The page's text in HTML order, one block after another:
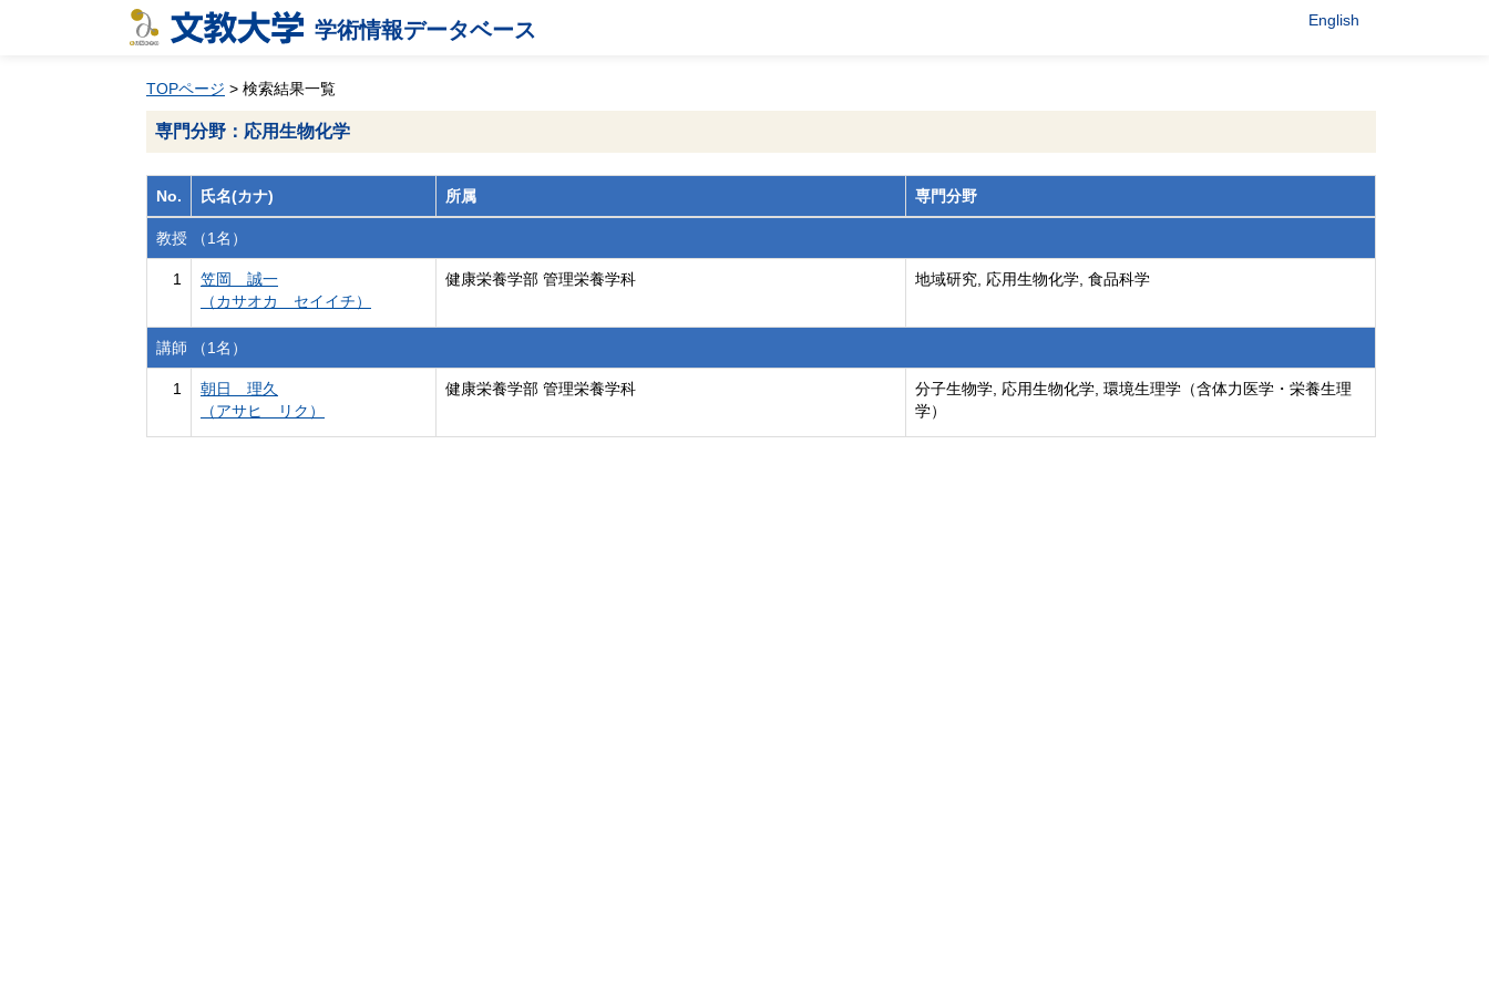
学術情報データベース English
TOPページ > 検索結果一覧
専門分野：応用生物化学
No. 氏名(カナ) 所属 専門分野
教授 （1名）
1
笠岡 誠一
（カサオカ セイイチ）
健康栄養学部 管理栄養学科 地域研究, 応用生物化学, 食品科学
講師 （1名）
1
朝日 理久
（アサヒ リク）
健康栄養学部 管理栄養学科
分子生物学, 応用生物化学, 環境生理学（含体力医学・栄養生理
学）